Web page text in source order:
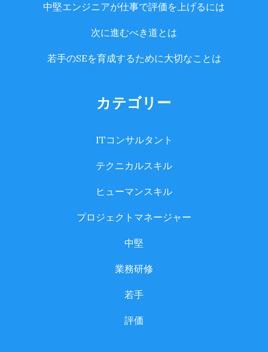
中堅エンジニアが仕事で評価を上げるには
次に進むべき道とは
若手のSEを育成するために大切なことは
カテゴリー
ITコンサルタント
テクニカルスキル
ヒューマンスキル
プロジェクトマネージャー
中堅
業務研修
若手
評価